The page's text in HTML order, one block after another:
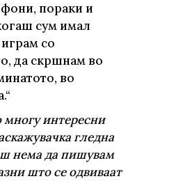
пораки и
сум имал
со
да скршнам во
во
интересни
гледна
нема да пишувам
што се одвиваат